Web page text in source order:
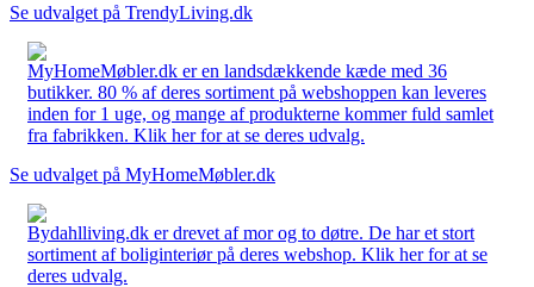
Se udvalget på TrendyLiving.dk
MyHomeMøbler.dk er en landsdækkende kæde med 36
butikker. 80 % af deres sortiment på webshoppen kan leveres
inden for 1 uge, og mange af produkterne kommer fuld samlet
fra fabrikken. Klik her for at se deres udvalg.
Se udvalget på MyHomeMøbler.dk
Bydahlliving.dk er drevet af mor og to døtre. De har et stort
sortiment af boliginteriør på deres webshop. Klik her for at se
deres udvalg.